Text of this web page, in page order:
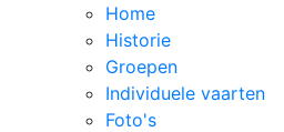
Home
Historie
Groepen
Individuele vaarten
Foto's